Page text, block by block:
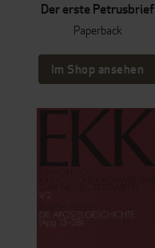
Der erste Petrusbrief
Paperback
Im Shop ansehen